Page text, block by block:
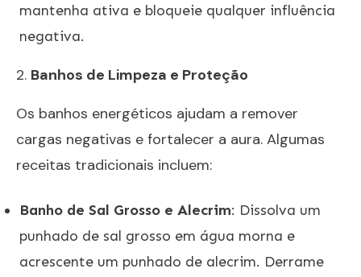
mantenha ativa e bloqueie qualquer influência
negativa.
2. Banhos de Limpeza e Proteção
Os banhos energéticos ajudam a remover
cargas negativas e fortalecer a aura. Algumas
receitas tradicionais incluem:
Banho de Sal Grosso e Alecrim: Dissolva um
punhado de sal grosso em água morna e
acrescente um punhado de alecrim. Derrame